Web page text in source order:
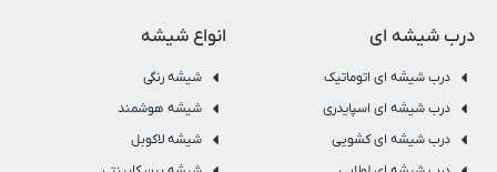
درب شیشه ای
درب شیشه ای اتوماتیک
درب شیشه ای اسپایدری
درب شیشه ای کشویی
انواع شیشه
شیشه رنگی
شیشه هوشمند
شیشه لاکوبل